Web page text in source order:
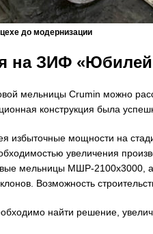
до модернизации
на ЗИФ
мельницы Crumin можно
конструкция была
избыточные мощности на
увеличения
мельницы МШР-2100х3000, а
Возможность
найти решение,